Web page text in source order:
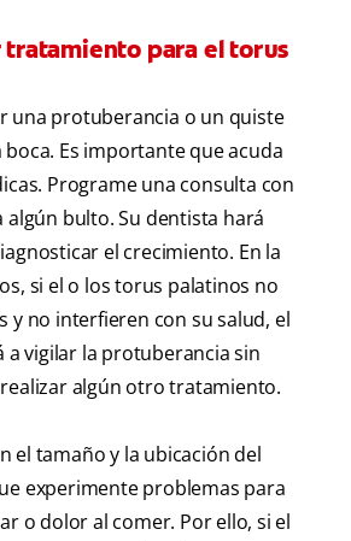
tratamiento para el torus
una protuberancia o un quiste
boca. Es importante que acuda
Programe una consulta con
algún bulto. Su dentista hará
el crecimiento. En la
si el o los torus palatinos no
y no interfieren con su salud, el
vigilar la protuberancia sin
algún otro tratamiento.
el tamaño y la ubicación del
experimente problemas para
o dolor al comer. Por ello, si el